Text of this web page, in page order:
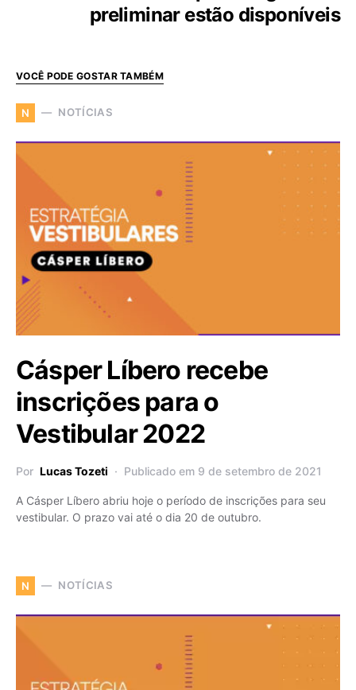
preliminar estão disponíveis
VOCÊ PODE GOSTAR TAMBÉM
N NOTÍCIAS
Cásper Líbero recebe
inscrições para o
Vestibular 2022
Por Lucas Tozeti Publicado em 9 de setembro de 2021
A Cásper Líbero abriu hoje o período de inscrições para seu
vestibular. O prazo vai até o dia 20 de outubro.
N NOTÍCIAS